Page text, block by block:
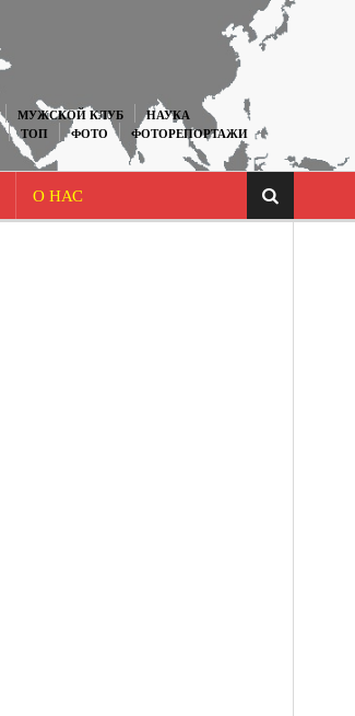
МУЖСКОЙ КЛУБ
НАУКА
ТОП ФОТО
ФОТОРЕПОРТАЖИ
О НАС